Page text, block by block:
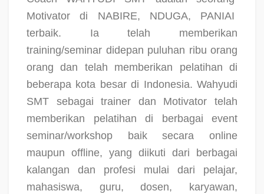
Motivator di NABIRE, NDUGA, PANIAI
terbaik. Ia telah memberikan
training/seminar didepan puluhan ribu orang
orang dan telah memberikan pelatihan di
beberapa kota besar di Indonesia. Wahyudi
SMT sebagai trainer dan Motivator telah
memberikan pelatihan di berbagai event
seminar/workshop baik secara online
maupun offline, yang diikuti dari berbagai
kalangan dan profesi mulai dari pelajar,
mahasiswa, guru, dosen, karyawan,